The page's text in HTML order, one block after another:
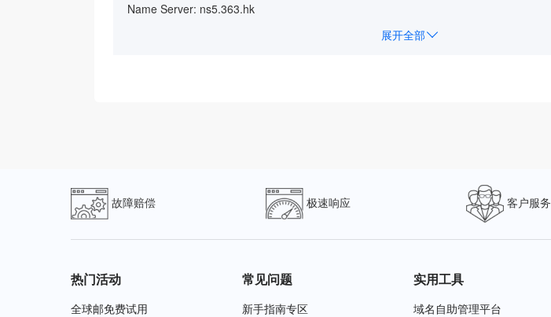
Name Server: ns5.363.hk
展开全部
故障赔偿 极速响应 客户服务
热门活动
全球邮免费试用
常见问题
新手指南专区
实用工具
域名自助管理平台